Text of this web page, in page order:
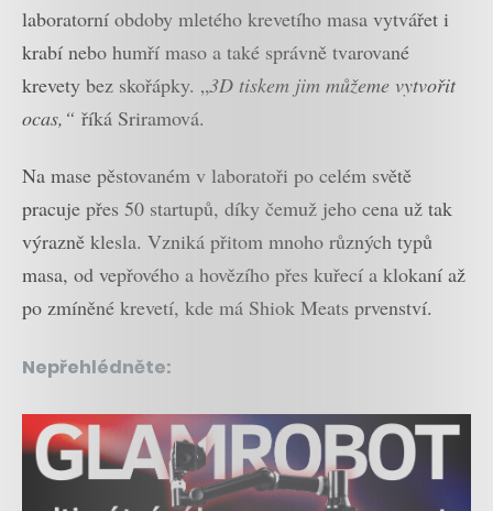
laboratorní obdoby mletého krevetího masa vytvářet i
krabí nebo humří maso a také správně tvarované
krevety bez skořápky. „3D tiskem jim můžeme vytvořit
ocas,“ říká Sriramová.
Na mase pěstovaném v laboratoři po celém světě
pracuje přes 50 startupů, díky čemuž jeho cena už tak
výrazně klesla. Vzniká přitom mnoho různých typů
masa, od vepřového a hovězího přes kuřecí a klokaní až
po zmíněné krevetí, kde má Shiok Meats prvenství.
Nepřehlédněte: